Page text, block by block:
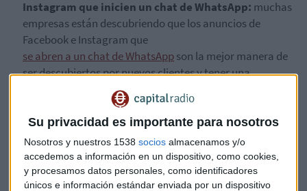
Su privacidad es importante para nosotros
Nosotros y nuestros 1538 socios almacenamos y/o
accedemos a información en un dispositivo, como cookies,
y procesamos datos personales, como identificadores
únicos e información estándar enviada por un dispositivo
Instagram que inicien un chat de WhatsApp: muchas
empresas están descubriendo que los anuncios de
Facebook e Instagram que
se abren a un chat de WhatsAppson la mejor manera de
ser descubiertos por nuevos clientes y tener una
Para facilitar la creación de estos
anuncios, a partir de ahora se podrá crear el anuncio
completo directamente desde la aplicación WhatsApp
Business.Esto hará que sea más rápido para las
pequeñas empresas que buscan encontrar nuevos
clientes y crecer.